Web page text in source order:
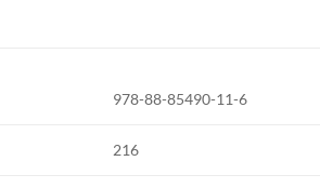
978-88-85490-11-6
216